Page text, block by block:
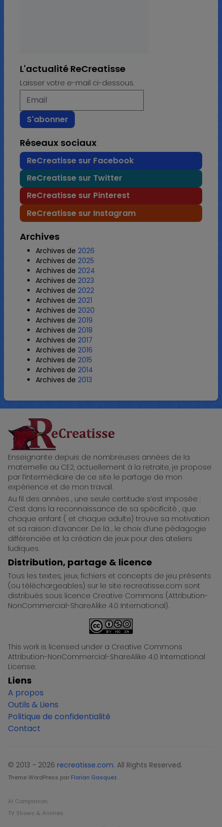
L'actualité ReCreatisse
Laisser votre e-mail ci-dessous.
Réseaux sociaux
ReCreatisse sur Facebook
ReCreatisse sur Twitter
ReCreatisse sur Pinterest
ReCreatisse sur Instagram
Archives
Archives de 2026
Archives de 2025
Archives de 2024
Archives de 2023
Archives de 2022
Archives de 2021
Archives de 2020
Archives de 2019
Archives de 2018
Archives de 2017
Archives de 2016
Archives de 2015
Archives de 2014
Archives de 2013
ReCreatisse
Enseignante depuis de nombreuses années de la
maternelle au CE2, actuellement à la retraite, je propose
par l’intermédiaire de ce site le partage de mon
expérience et de mon travail.
Au fil des années , une seule certitude s’est imposée :
C’est dans la reconnaissance de sa spécificité , que
chaque enfant ( et chaque adulte) trouve sa motivation
et sa raison d’avancer .De là , le choix d’une pédagogie
différenciée et la création de jeux pour des ateliers
ludiques.
Distribution, partage & licence
Tous les textes, jeux, fichiers et concepts de jeu présents
(ou téléchargeables) sur le site recreatisse.com sont
distribués sous licence Creative Commons (Attribution-
NonCommercial-ShareAlike 4.0 International).
This work is licensed under a Creative Commons
Attribution-NonCommercial-ShareAlike 4.0 International
License.
Liens
A propos
Outils & Liens
Politique de confidentialité
Contact
© 2013 - 2026 recreatisse.com. All Rights Reserved.
Theme WordPress par Florian Gasquez.
AI Companion
TV Shows & Animes